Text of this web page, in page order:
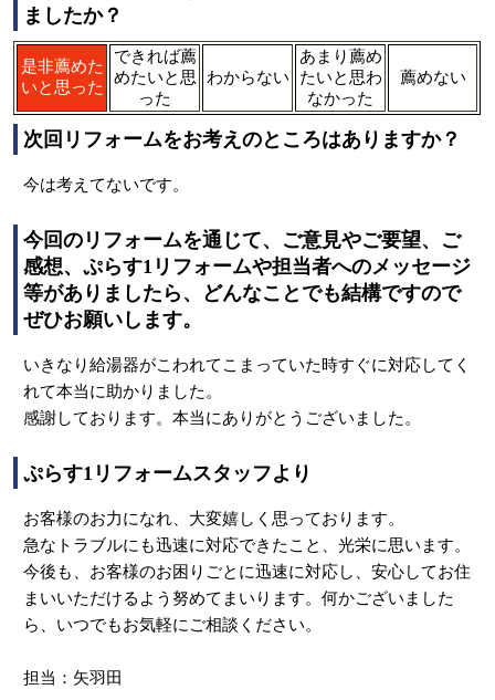
ましたか？
是非薦めた
いと思った
できれば薦
めたいと思
った
わからない
あまり薦め
たいと思わ
なかった
薦めない
次回リフォームをお考えのところはありますか？
今は考えてないです。
今回のリフォームを通じて、ご意見やご要望、ご
感想、ぷらす1リフォームや担当者へのメッセージ
等がありましたら、どんなことでも結構ですので
ぜひお願いします。
いきなり給湯器がこわれてこまっていた時すぐに対応してく
れて本当に助かりました。
感謝しております。本当にありがとうございました。
ぷらす1リフォームスタッフより
お客様のお力になれ、大変嬉しく思っております。
急なトラブルにも迅速に対応できたこと、光栄に思います。
今後も、お客様のお困りごとに迅速に対応し、安心してお住
まいいただけるよう努めてまいります。何かございました
ら、いつでもお気軽にご相談ください。
担当：矢羽田